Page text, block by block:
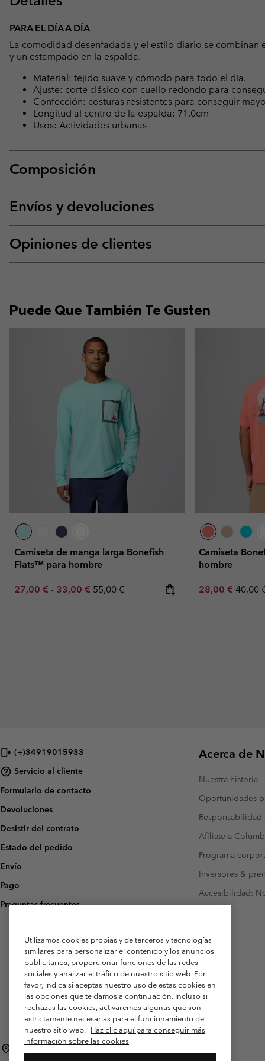
PARA EL DÍA A DÍA
La comodidad desenfadada y el estilo diario se
y un estampado en la espalda.
Material: tejido suave y cómodo para todo el día.
Ajuste: corte clásico con cuello redondo para
Confección: costuras resistentes para conseguir
Longitud al centro de la espalda: 71.0cm
Usos: Actividades urbanas
Composición
Envíos y devoluciones
Opiniones de clientes
Puede Que También Te Gusten
Camiseta de manga larga Bonefish
Flats™ para hombre
Minimum sale price:
27,00 € - Maximum sale price:
33,00 € Regular price:
55,00 €
Camiseta
hombre
Sale price:
28,00 €40,00
(+)34919015933
Servicio al cliente
Formulario de contacto
Devoluciones
Desistir del contrato
Estado del pedido
Envío
Pago
Preguntas frecuentes
Acerca de
Nuestra historia
Oportunidades
Afíliate a
Programa
Inversores &
Accesibilidad:
España
Utilizamos cookies propias y de terceros y tecnologías
similares para personalizar el contenido y los anuncios
publicitarios, proporcionar funciones de las redes
sociales y analizar el tráfico de nuestro sitio web. Por
favor, indica si aceptas nuestro uso de estas cookies en
las opciones que te damos a continuación. Incluso si
rechazas las cookies, activaremos algunas que son
estrictamente necesarias para el funcionamiento de
nuestro sitio web. Haz clic aquí para conseguir más
información sobre las cookies